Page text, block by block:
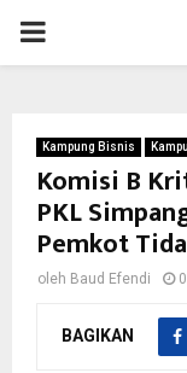
PRIMARY
Kampung Bisnis
Komisi B
PKL
Pemkot
oleh Baud Efendi
BAGIKAN